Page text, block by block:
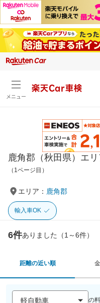
メニュー
楽天Car車検
鹿角郡（秋田県）エ
（1ページ目）
エリア： 鹿角郡
輸入車OK
6件ありました（1～6件）
距離の近い順
の